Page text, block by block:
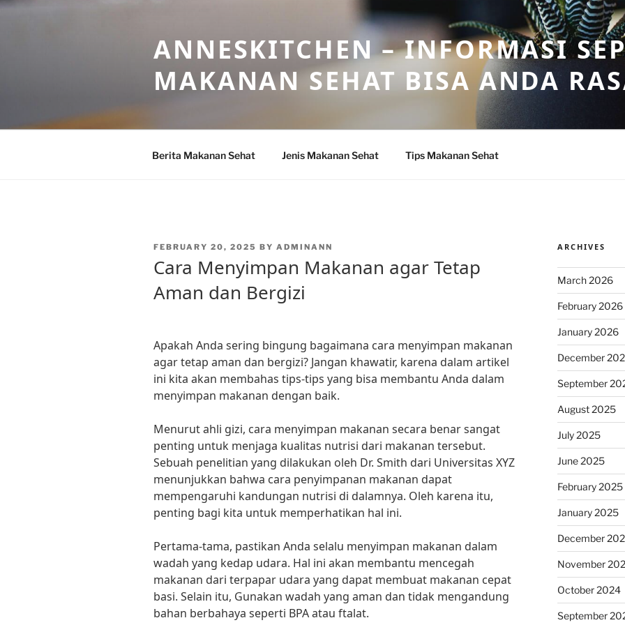
Skip
ANNESKITCHEN – INFORMASI
MAKANAN SEHAT BISA ANDA
Berita Makanan Sehat Jenis Makanan Sehat Tips Makanan Sehat
POSTED
FEBRUARY 20, 2025 BY ADMINANN
Cara Menyimpan Makanan agar Tetap
Aman dan Bergizi
Apakah Anda sering bingung bagaimana cara menyimpan makanan
agar tetap aman dan bergizi? Jangan khawatir, karena dalam artikel
ini kita akan membahas tips-tips yang bisa membantu Anda dalam
menyimpan makanan dengan baik.
Menurut ahli gizi, cara menyimpan makanan secara benar sangat
penting untuk menjaga kualitas nutrisi dari makanan tersebut.
Sebuah penelitian yang dilakukan oleh Dr. Smith dari Universitas XYZ
menunjukkan bahwa cara penyimpanan makanan dapat
mempengaruhi kandungan nutrisi di dalamnya. Oleh karena itu,
penting bagi kita untuk memperhatikan hal ini.
Pertama-tama, pastikan Anda selalu menyimpan makanan dalam
wadah yang kedap udara. Hal ini akan membantu mencegah
makanan dari terpapar udara yang dapat membuat makanan cepat
basi. Selain itu, Gunakan wadah yang aman dan tidak mengandung
bahan berbahaya seperti BPA atau ftalat.
ARCHIVES
March 2026
February 2026
January 2026
December
September
August 2025
July 2025
June 2025
February 2025
January 2025
December
November
October 2024
September